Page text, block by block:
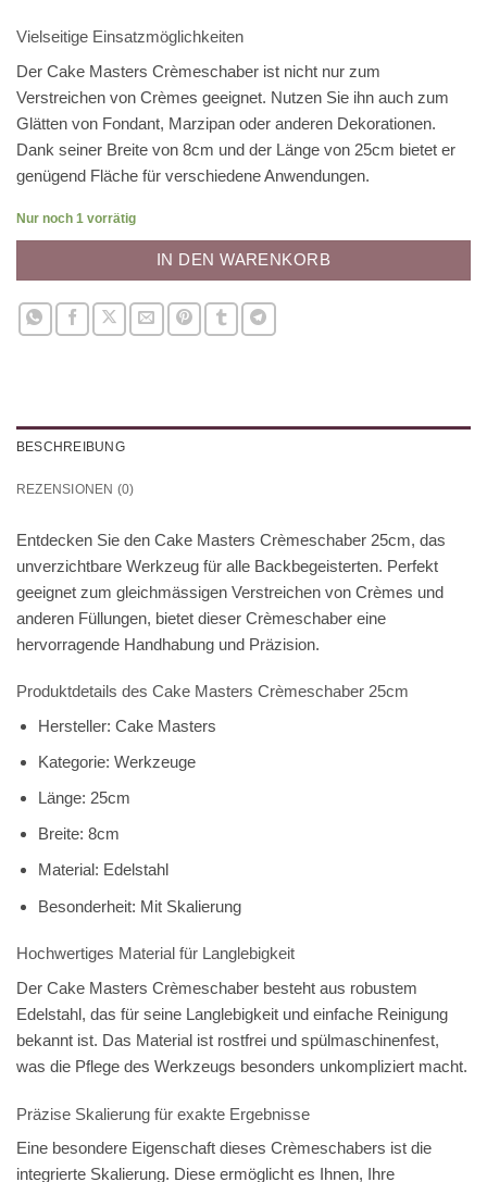
Vielseitige Einsatzmöglichkeiten
Der Cake Masters Crèmeschaber ist nicht nur zum
Verstreichen von Crèmes geeignet. Nutzen Sie ihn auch zum
Glätten von Fondant, Marzipan oder anderen Dekorationen.
Dank seiner Breite von 8cm und der Länge von 25cm bietet er
genügend Fläche für verschiedene Anwendungen.
Nur noch 1 vorrätig
IN DEN WARENKORB
BESCHREIBUNG
REZENSIONEN (0)
Entdecken Sie den Cake Masters Crèmeschaber 25cm, das
unverzichtbare Werkzeug für alle Backbegeisterten. Perfekt
geeignet zum gleichmässigen Verstreichen von Crèmes und
anderen Füllungen, bietet dieser Crèmeschaber eine
hervorragende Handhabung und Präzision.
Produktdetails des Cake Masters Crèmeschaber 25cm
Hersteller: Cake Masters
Kategorie: Werkzeuge
Länge: 25cm
Breite: 8cm
Material: Edelstahl
Besonderheit: Mit Skalierung
Hochwertiges Material für Langlebigkeit
Der Cake Masters Crèmeschaber besteht aus robustem
Edelstahl, das für seine Langlebigkeit und einfache Reinigung
bekannt ist. Das Material ist rostfrei und spülmaschinenfest,
was die Pflege des Werkzeugs besonders unkompliziert macht.
Präzise Skalierung für exakte Ergebnisse
Eine besondere Eigenschaft dieses Crèmeschabers ist die
integrierte Skalierung. Diese ermöglicht es Ihnen, Ihre